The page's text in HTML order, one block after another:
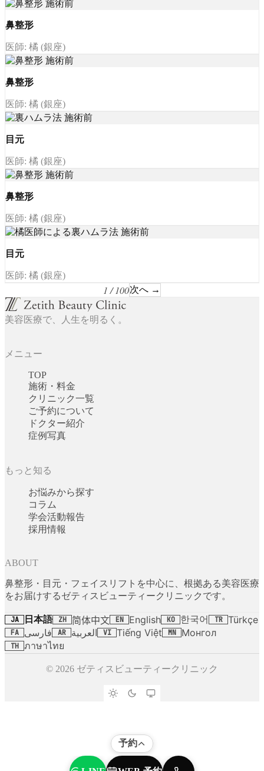
鼻整形
医師: 橘 (銀座)
鼻整形
医師: 橘 (銀座)
目元
医師: 橘 (銀座)
鼻整形
医師: 橘 (銀座)
目元
医師: 橘 (銀座)
1 / 100次へ →
美容医療で、人生を明るく。
メニュー
TOP
施術・料金
クリニック一覧
ご予約について
ドクター紹介
症例写真
もっと知る
お悩みから探す
コラム
学会活動報告
採用情報
ABOUT
鼻整形・目元・フェイスリフトを中心に、根拠ある美容医療
をお届けするゼティスビューティークリニックです。
JA 日本語 ZH 简体中文 EN English KO 한국어 TR Türkçe
FA فارسی AR العربية VI Tiếng Việt MN Монгол
TH ภาษาไทย
© 2026 ゼティスビューティークリニック
予約